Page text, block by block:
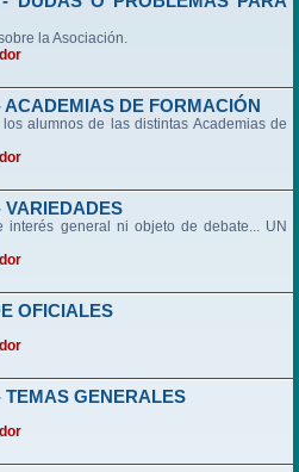
la Asociación.
ACADEMIAS DE FORMACIÓN
alumnos de las distintas Academias de
VARIEDADES
interés general ni objeto de debate... UN
OFICIALES
TEMAS GENERALES